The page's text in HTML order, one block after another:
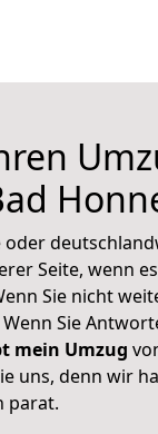
oder
Seite, wenn
Sie nicht
Sie
mein Umzug
uns, denn wir
parat.